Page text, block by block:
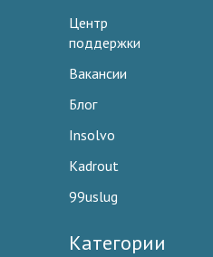
Центр
поддержки
Вакансии
Блог
Insolvo
Kadrout
99uslug
Категории